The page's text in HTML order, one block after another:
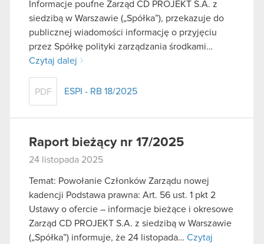
Informacje poufne Zarząd CD PROJEKT S.A. z
siedzibą w Warszawie („Spółka”), przekazuje do
publicznej wiadomości informację o przyjęciu
przez Spółkę polityki zarządzania środkami…
Czytaj dalej
PDF ESPI - RB 18/2025
Raport bieżący nr 17/2025
24 listopada 2025
Temat: Powołanie Członków Zarządu nowej
kadencji Podstawa prawna: Art. 56 ust. 1 pkt 2
Ustawy o ofercie – informacje bieżące i okresowe
Zarząd CD PROJEKT S.A. z siedzibą w Warszawie
(„Spółka”) informuje, że 24 listopada… Czytaj